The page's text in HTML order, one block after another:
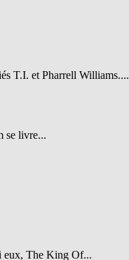
T.I. et Pharrell Williams....
se livre...
eux, The King Of...